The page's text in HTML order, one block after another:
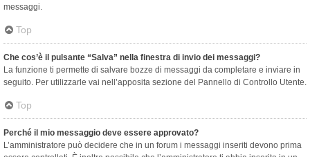
messaggi.
Top
Che cos’è il pulsante “Salva” nella finestra di invio dei messaggi?
La funzione ti permette di salvare bozze di messaggi da completare e inviare in
seguito. Per utilizzarle vai nell’apposita sezione del Pannello di Controllo Utente.
Top
Perché il mio messaggio deve essere approvato?
L’amministratore può decidere che in un forum i messaggi inseriti devono prima